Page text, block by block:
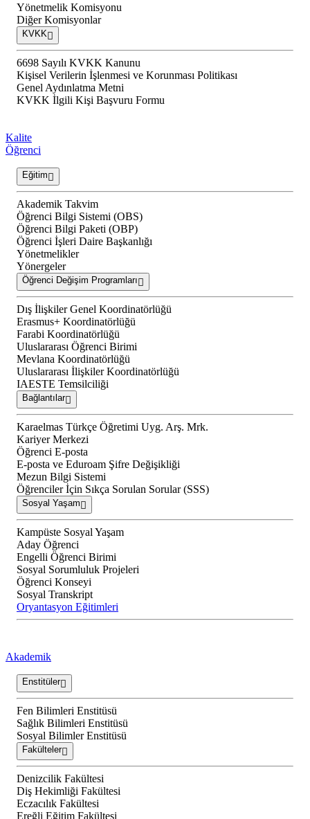
Yönetmelik Komisyonu
Diğer Komisyonlar
KVKK
6698 Sayılı KVKK Kanunu
Kişisel Verilerin İşlenmesi ve Korunması Politikası
Genel Aydınlatma Metni
KVKK İlgili Kişi Başvuru Formu
Kalite
Öğrenci
Eğitim
Akademik Takvim
Öğrenci Bilgi Sistemi (OBS)
Öğrenci Bilgi Paketi (OBP)
Öğrenci İşleri Daire Başkanlığı
Yönetmelikler
Yönergeler
Öğrenci Değişim Programları
Dış İlişkiler Genel Koordinatörlüğü
Erasmus+ Koordinatörlüğü
Farabi Koordinatörlüğü
Uluslararası Öğrenci Birimi
Mevlana Koordinatörlüğü
Uluslararası İlişkiler Koordinatörlüğü
IAESTE Temsilciliği
Bağlantılar
Karaelmas Türkçe Öğretimi Uyg. Arş. Mrk.
Kariyer Merkezi
Öğrenci E-posta
E-posta ve Eduroam Şifre Değişikliği
Mezun Bilgi Sistemi
Öğrenciler İçin Sıkça Sorulan Sorular (SSS)
Sosyal Yaşam
Kampüste Sosyal Yaşam
Aday Öğrenci
Engelli Öğrenci Birimi
Sosyal Sorumluluk Projeleri
Öğrenci Konseyi
Sosyal Transkript
Oryantasyon Eğitimleri
Akademik
Enstitüler
Fen Bilimleri Enstitüsü
Sağlık Bilimleri Enstitüsü
Sosyal Bilimler Enstitüsü
Fakülteler
Denizcilik Fakültesi
Diş Hekimliği Fakültesi
Eczacılık Fakültesi
Ereğli Eğitim Fakültesi